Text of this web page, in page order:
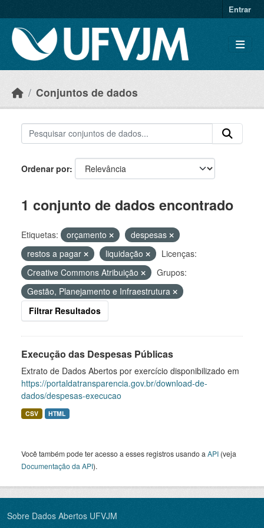
Entrar
Conjuntos de dados
Ordenar por
1 conjunto de dados encontrado
Etiquetas: orçamento
despesas
restos a pagar
liquidação
Licenças:
Creative Commons Atribuição
Grupos:
Gestão, Planejamento e Infraestrutura
Filtrar Resultados
Execução das Despesas Públicas
Extrato de Dados Abertos por exercício disponibilizado em
https://portaldatransparencia.gov.br/download-de-
dados/despesas-execucao
CSV HTML
Você também pode ter acesso a esses registros usando a API (veja
Documentação da API).
Sobre Dados Abertos UFVJM